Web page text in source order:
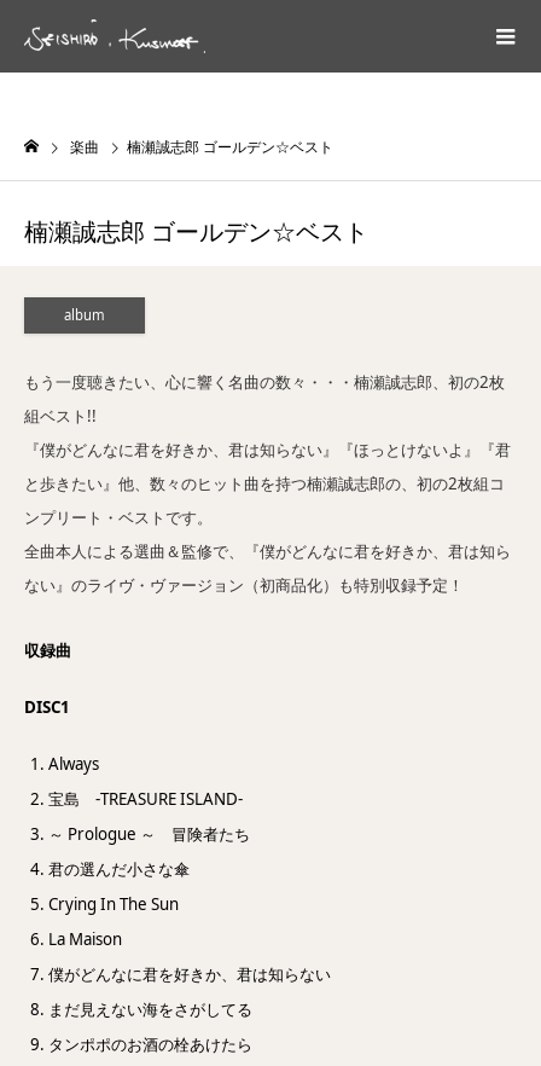
楽曲 楠瀬誠志郎 ゴールデン☆ベスト
楠瀬誠志郎 ゴールデン☆ベスト
album
もう一度聴きたい、心に響く名曲の数々・・・楠瀬誠志郎、初の2枚
組ベスト!!
『僕がどんなに君を好きか、君は知らない』『ほっとけないよ』『君
と歩きたい』他、数々のヒット曲を持つ楠瀬誠志郎の、初の2枚組コ
ンプリート・ベストです。
全曲本人による選曲＆監修で、『僕がどんなに君を好きか、君は知ら
ない』のライヴ・ヴァージョン（初商品化）も特別収録予定！
収録曲
DISC1
Always
宝島 -TREASURE ISLAND-
～ Prologue ～ 冒険者たち
君の選んだ小さな傘
Crying In The Sun
La Maison
僕がどんなに君を好きか、君は知らない
まだ見えない海をさがしてる
タンポポのお酒の栓あけたら